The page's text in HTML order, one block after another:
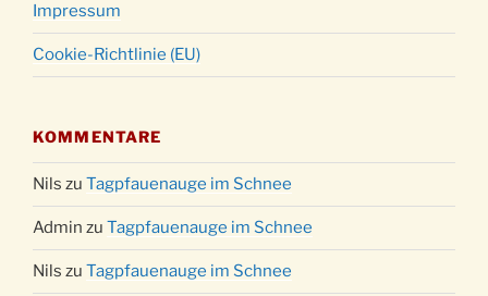
Impressum
Cookie-Richtlinie (EU)
KOMMENTARE
Nils zu Tagpfauenauge im Schnee
Admin zu Tagpfauenauge im Schnee
Nils zu Tagpfauenauge im Schnee